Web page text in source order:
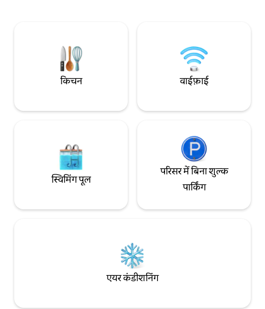
किचन वाईफ़ाई
स्विमिंग पूल
परिसर में बिना शुल्क
पार्किंग
एयर कंडीशनिंग